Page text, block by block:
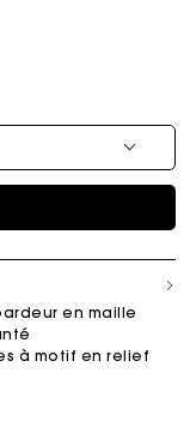
en maille
à motif en relief